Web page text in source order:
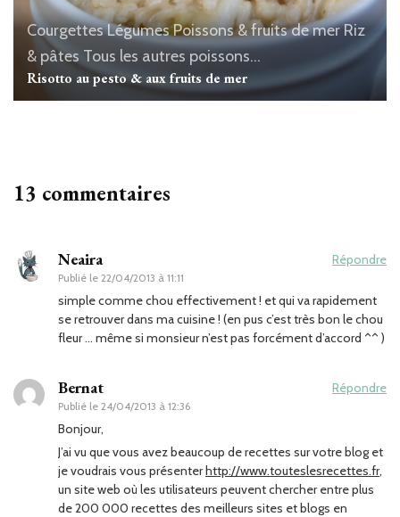
CourgettesLégumesPoissons & fruits de merRiz
& pâtes Tous les autres poissons...
Risotto au pesto & aux fruits de mer
13 commentaires
Neaira
Publié le 22/04/2013 à 11:11
Répondre
simple comme chou effectivement ! et qui va rapidement
se retrouver dans ma cuisine ! (en pus c’est très bon le chou
fleur … même si monsieur n’est pas forcément d’accord ^^ )
Bernat
Publié le 24/04/2013 à 12:36
Répondre
Bonjour,
J’ai vu que vous avez beaucoup de recettes sur votre blog et
je voudrais vous présenterhttp://www.touteslesrecettes.fr,
un site web où les utilisateurs peuvent chercher entre plus
de 200 000 recettes des meilleurs sites et blogs en